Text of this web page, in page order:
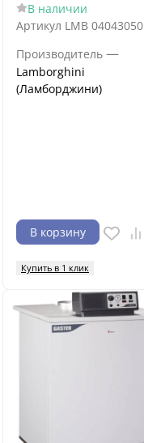
В наличии
Артикул LMB 04043050
Производитель —
Lamborghini
(Ламборджини)
В корзину
Купить в 1 клик